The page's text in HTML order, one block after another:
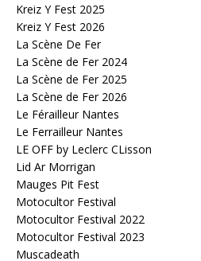
Kreiz Y Fest 2025
Kreiz Y Fest 2026
La Scène De Fer
La Scène de Fer 2024
La Scène de Fer 2025
La Scène de Fer 2026
Le Férailleur Nantes
Le Ferrailleur Nantes
LE OFF by Leclerc CLisson
Lid Ar Morrigan
Mauges Pit Fest
Motocultor Festival
Motocultor Festival 2022
Motocultor Festival 2023
Muscadeath